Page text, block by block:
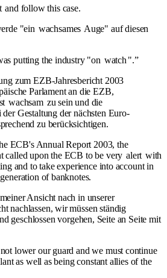
and follow this case.
"ein wachsames Auge" auf diesen
putting the industry "on watch ".”
zum EZB-Jahresbericht 2003
Parlament an die EZB,
wachsam zu sein und die
Gestaltung der nächsten Euro-
zu berücksichtigen.
ECB's Annual Report 2003, the
called upon the ECB to be very alert with
and to take experience into account in
of banknotes.
Ansicht nach in unserer
nachlassen, wir müssen ständig
geschlossen vorgehen, Seite an Seite mit
lower our guard and we must continue
as well as being constant allies of the